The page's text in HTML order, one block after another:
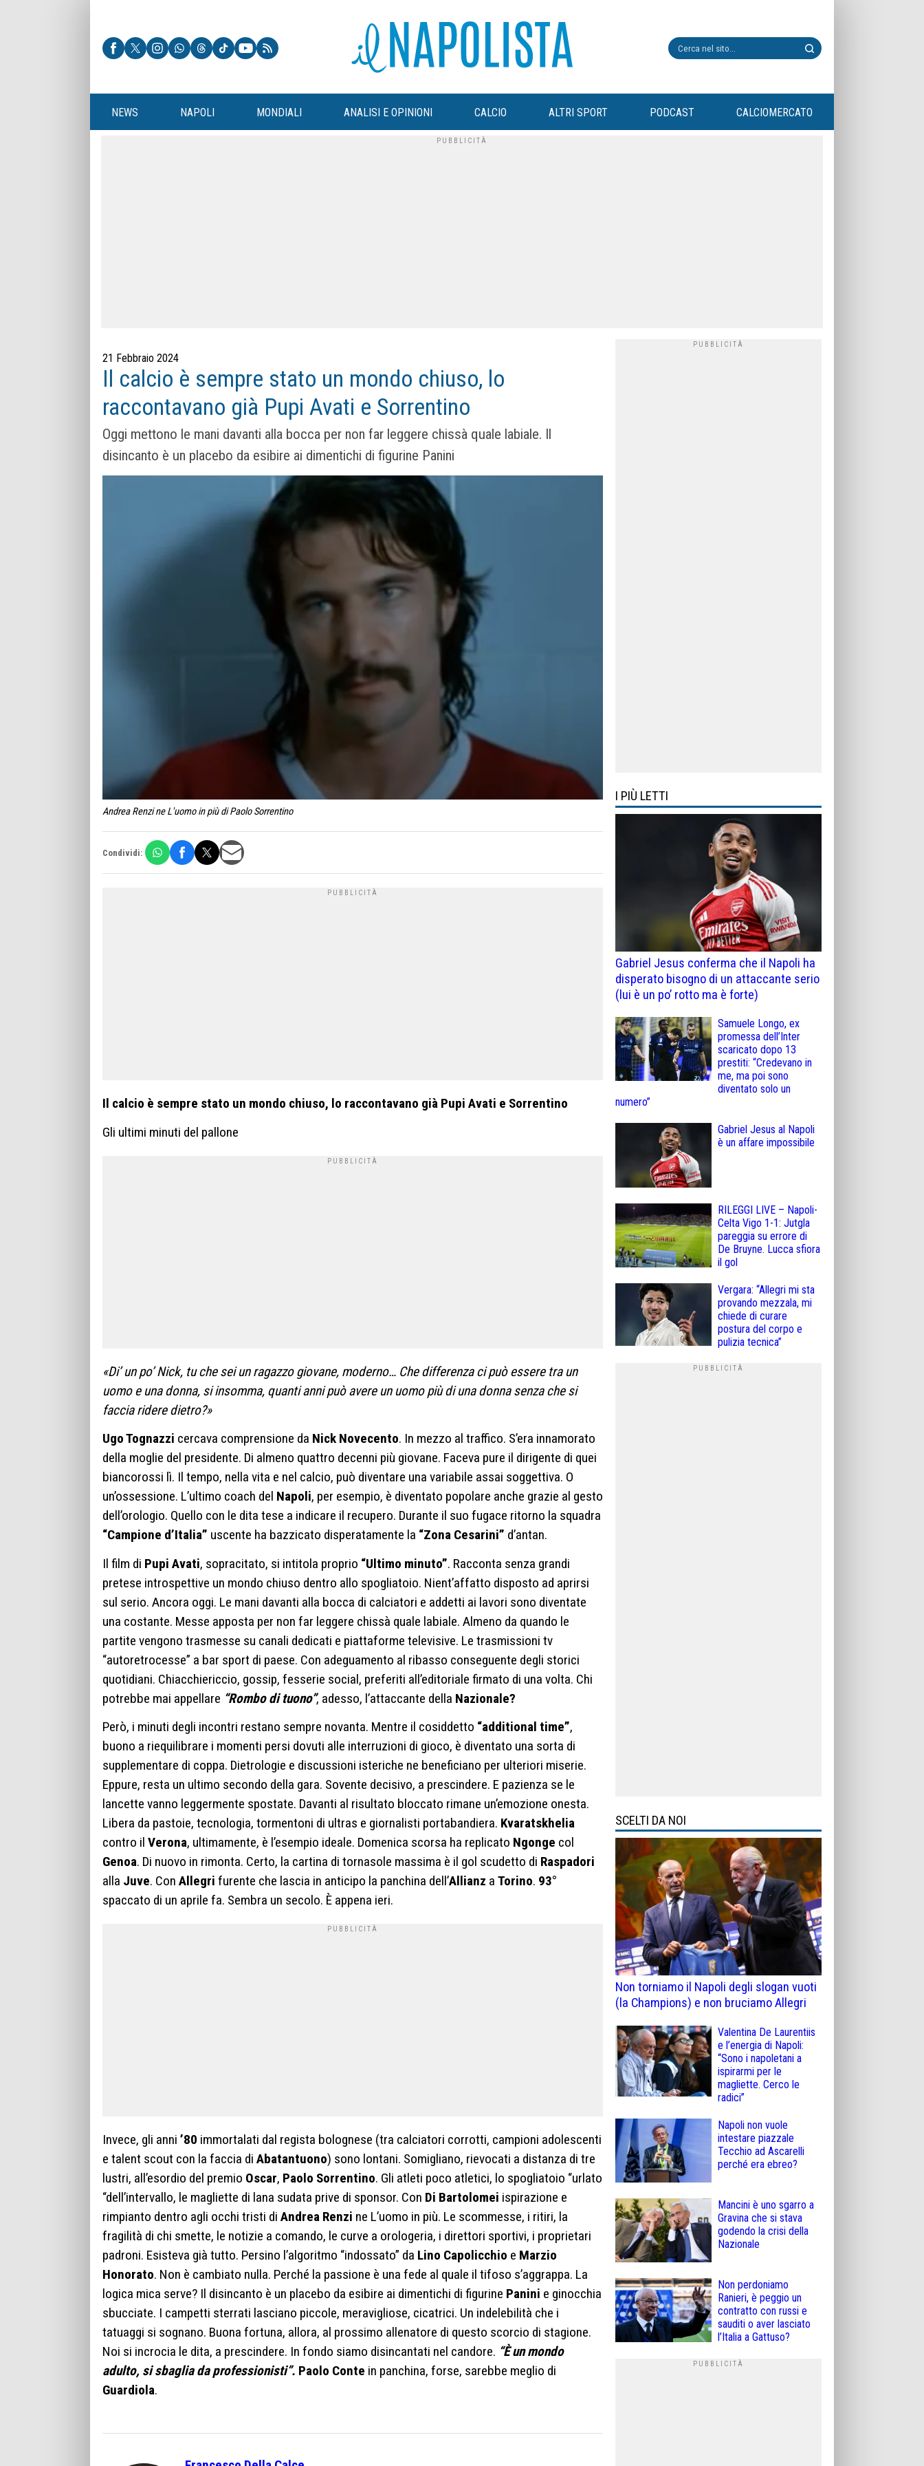
NEWS NAPOLI MONDIALI ANALISI E OPINIONI CALCIO ALTRI SPORT PODCAST CALCIOMERCATO
21 Febbraio 2024
Il calcio è sempre stato un mondo chiuso, lo
raccontavano già Pupi Avati e Sorrentino
Oggi mettono le mani davanti alla bocca per non far leggere chissà quale labiale. Il
disincanto è un placebo da esibire ai dimentichi di figurine Panini
Andrea Renzi ne L'uomo in più di Paolo Sorrentino
Condividi:
Il calcio è sempre stato un mondo chiuso, lo raccontavano già Pupi Avati e Sorrentino
Gli ultimi minuti del pallone
«Di’ un po’ Nick, tu che sei un ragazzo giovane, moderno… Che differenza ci può essere tra un
uomo e una donna, si insomma, quanti anni può avere un uomo più di una donna senza che si
faccia ridere dietro?»
Ugo Tognazzi cercava comprensione da Nick Novecento. In mezzo al traffico. S’era innamorato
della moglie del presidente. Di almeno quattro decenni più giovane. Faceva pure il dirigente di quei
biancorossi lì. Il tempo, nella vita e nel calcio, può diventare una variabile assai soggettiva. O
un’ossessione. L’ultimo coach del Napoli, per esempio, è diventato popolare anche grazie al gesto
dell’orologio. Quello con le dita tese a indicare il recupero. Durante il suo fugace ritorno la squadra
“Campione d’Italia” uscente ha bazzicato disperatamente la “Zona Cesarini” d’antan.
Il film di Pupi Avati, sopracitato, si intitola proprio “Ultimo minuto”. Racconta senza grandi
pretese introspettive un mondo chiuso dentro allo spogliatoio. Nient’affatto disposto ad aprirsi
sul serio. Ancora oggi. Le mani davanti alla bocca di calciatori e addetti ai lavori sono diventate
una costante. Messe apposta per non far leggere chissà quale labiale. Almeno da quando le
partite vengono trasmesse su canali dedicati e piattaforme televisive. Le trasmissioni tv
“autoretrocesse” a bar sport di paese. Con adeguamento al ribasso conseguente degli storici
quotidiani. Chiacchiericcio, gossip, fesserie social, preferiti all’editoriale firmato di una volta. Chi
potrebbe mai appellare “Rombo di tuono”, adesso, l’attaccante della Nazionale?
Però, i minuti degli incontri restano sempre novanta. Mentre il cosiddetto “additional time”,
buono a riequilibrare i momenti persi dovuti alle interruzioni di gioco, è diventato una sorta di
supplementare di coppa. Dietrologie e discussioni isteriche ne beneficiano per ulteriori miserie.
Eppure, resta un ultimo secondo della gara. Sovente decisivo, a prescindere. E pazienza se le
lancette vanno leggermente spostate. Davanti al risultato bloccato rimane un’emozione onesta.
Libera da pastoie, tecnologia, tormentoni di ultras e giornalisti portabandiera. Kvaratskhelia
contro il Verona, ultimamente, è l’esempio ideale. Domenica scorsa ha replicato Ngonge col
Genoa. Di nuovo in rimonta. Certo, la cartina di tornasole massima è il gol scudetto di Raspadori
alla Juve. Con Allegri furente che lascia in anticipo la panchina dell’Allianz a Torino. 93°
spaccato di un aprile fa. Sembra un secolo. È appena ieri.
Invece, gli anni ’80 immortalati dal regista bolognese (tra calciatori corrotti, campioni adolescenti
e talent scout con la faccia di Abatantuono) sono lontani. Somigliano, rievocati a distanza di tre
lustri, all’esordio del premio Oscar, Paolo Sorrentino. Gli atleti poco atletici, lo spogliatoio “urlato
“dell’intervallo, le magliette di lana sudata prive di sponsor. Con Di Bartolomei ispirazione e
rimpianto dentro agli occhi tristi di Andrea Renzi ne L’uomo in più. Le scommesse, i ritiri, la
fragilità di chi smette, le notizie a comando, le curve a orologeria, i direttori sportivi, i proprietari
padroni. Esisteva già tutto. Persino l’algoritmo “indossato” da Lino Capolicchio e Marzio
Honorato. Non è cambiato nulla. Perché la passione è una fede al quale il tifoso s’aggrappa. La
logica mica serve? Il disincanto è un placebo da esibire ai dimentichi di figurine Panini e ginocchia
sbucciate. I campetti sterrati lasciano piccole, meravigliose, cicatrici. Un indelebilità che i
tatuaggi si sognano. Buona fortuna, allora, al prossimo allenatore di questo scorcio di stagione.
Noi si incrocia le dita, a prescindere. In fondo siamo disincantati nel candore. “È un mondo
adulto, si sbaglia da professionisti”. Paolo Conte in panchina, forse, sarebbe meglio di
Guardiola.
I PIÙ LETTI
Gabriel Jesus conferma che il Napoli ha
disperato bisogno di un attaccante serio
(lui è un po’ rotto ma è forte)
Samuele Longo, ex
promessa dell’Inter
scaricato dopo 13
prestiti: “Credevano in
me, ma poi sono
diventato solo un
numero”
Gabriel Jesus al Napoli
è un affare impossibile
RILEGGI LIVE – Napoli-
Celta Vigo 1-1: Jutgla
pareggia su errore di
De Bruyne. Lucca sfiora
il gol
Vergara: “Allegri mi sta
provando mezzala, mi
chiede di curare
postura del corpo e
pulizia tecnica”
SCELTI DA NOI
Non torniamo il Napoli degli slogan vuoti
(la Champions) e non bruciamo Allegri
Valentina De Laurentiis
e l’energia di Napoli:
“Sono i napoletani a
ispirarmi per le
magliette. Cerco le
radici”
Napoli non vuole
intestare piazzale
Tecchio ad Ascarelli
perché era ebreo?
Mancini è uno sgarro a
Gravina che si stava
godendo la crisi della
Nazionale
Non perdoniamo
Ranieri, è peggio un
contratto con russi e
sauditi o aver lasciato
l’Italia a Gattuso?